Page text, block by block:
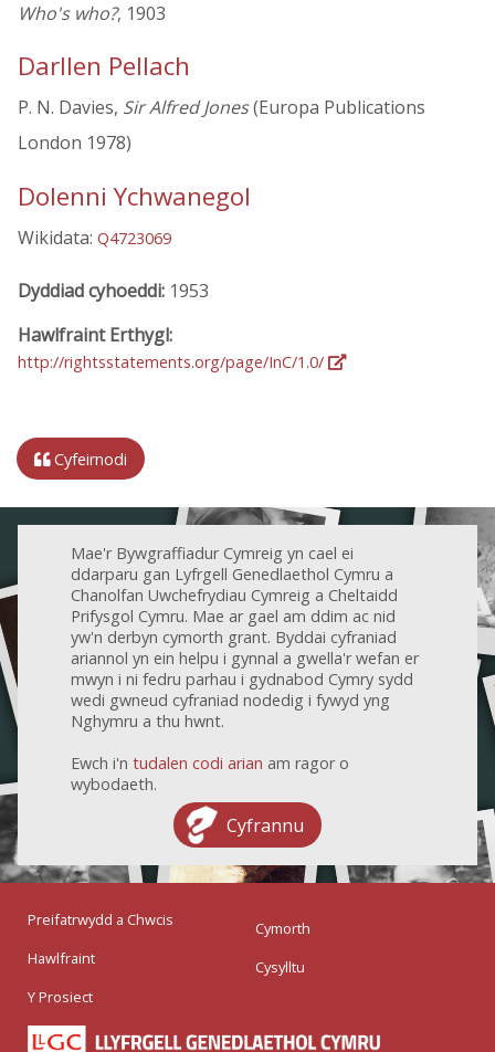
Who's who?, 1903
Darllen Pellach
P. N. Davies, Sir Alfred Jones(Europa Publications
London 1978)
Dolenni Ychwanegol
Wikidata: Q4723069
Dyddiad cyhoeddi: 1953
Hawlfraint Erthygl:
http://rightsstatements.org/page/InC/1.0/
Cyfeirnodi
Mae'r Bywgraffiadur Cymreig yn cael ei
ddarparu gan Lyfrgell Genedlaethol Cymru a
Chanolfan Uwchefrydiau Cymreig a Cheltaidd
Prifysgol Cymru. Mae ar gael am ddim ac nid
yw'n derbyn cymorth grant. Byddai cyfraniad
ariannol yn ein helpu i gynnal a gwella'r wefan er
mwyn i ni fedru parhau i gydnabod Cymry sydd
wedi gwneud cyfraniad nodedig i fywyd yng
Nghymru a thu hwnt.
Ewch i'n tudalen codi arian am ragor o
wybodaeth.
Cyfrannu
Preifatrwydd a Chwcis
Hawlfraint
Y Prosiect
Cymorth
Cysylltu